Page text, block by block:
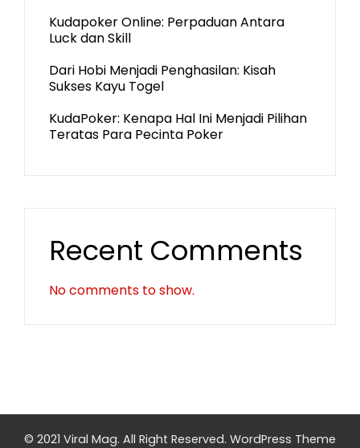
Kudapoker Online: Perpaduan Antara
Luck dan Skill
Dari Hobi Menjadi Penghasilan: Kisah
Sukses Kayu Togel
KudaPoker: Kenapa Hal Ini Menjadi Pilihan
Teratas Para Pecinta Poker
Recent Comments
No comments to show.
© 2021 Viral Mag. All Right Reserved. WordPress Theme